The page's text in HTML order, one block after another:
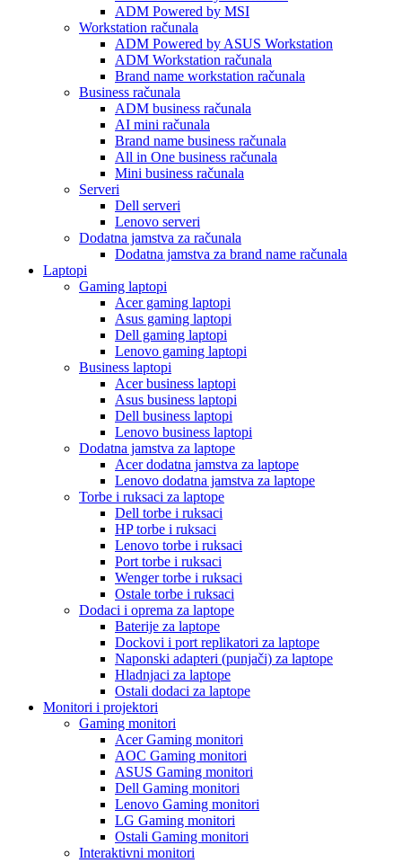
ADM Powered by MSI
Workstation računala
ADM Powered by ASUS Workstation
ADM Workstation računala
Brand name workstation računala
Business računala
ADM business računala
AI mini računala
Brand name business računala
All in One business računala
Mini business računala
Serveri
Dell serveri
Lenovo serveri
Dodatna jamstva za računala
Dodatna jamstva za brand name računala
Laptopi
Gaming laptopi
Acer gaming laptopi
Asus gaming laptopi
Dell gaming laptopi
Lenovo gaming laptopi
Business laptopi
Acer business laptopi
Asus business laptopi
Dell business laptopi
Lenovo business laptopi
Dodatna jamstva za laptope
Acer dodatna jamstva za laptope
Lenovo dodatna jamstva za laptope
Torbe i ruksaci za laptope
Dell torbe i ruksaci
HP torbe i ruksaci
Lenovo torbe i ruksaci
Port torbe i ruksaci
Wenger torbe i ruksaci
Ostale torbe i ruksaci
Dodaci i oprema za laptope
Baterije za laptope
Dockovi i port replikatori za laptope
Naponski adapteri (punjači) za laptope
Hladnjaci za laptope
Ostali dodaci za laptope
Monitori i projektori
Gaming monitori
Acer Gaming monitori
AOC Gaming monitori
ASUS Gaming monitori
Dell Gaming monitori
Lenovo Gaming monitori
LG Gaming monitori
Ostali Gaming monitori
Interaktivni monitori